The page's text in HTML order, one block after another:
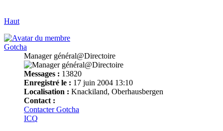
Haut
Gotcha
Manager général@Directoire
Messages : 13820
Enregistré le : 17 juin 2004 13:10
Localisation : Knackiland, Oberhausbergen
Contact :
Contacter Gotcha
ICQ